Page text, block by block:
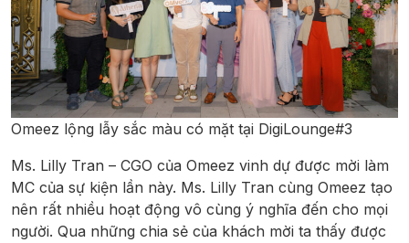
Omeez lộng lẫy sắc màu có mặt tại DigiLounge#3
Ms. Lilly Tran – CGO của Omeez vinh dự được mời làm
MC của sự kiện lần này. Ms. Lilly Tran cùng Omeez tạo
nên rất nhiều hoạt động vô cùng ý nghĩa đến cho mọi
người. Qua những chia sẻ của khách mời ta thấy được